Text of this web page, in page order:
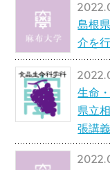
島根
介を
生命
県立
張講